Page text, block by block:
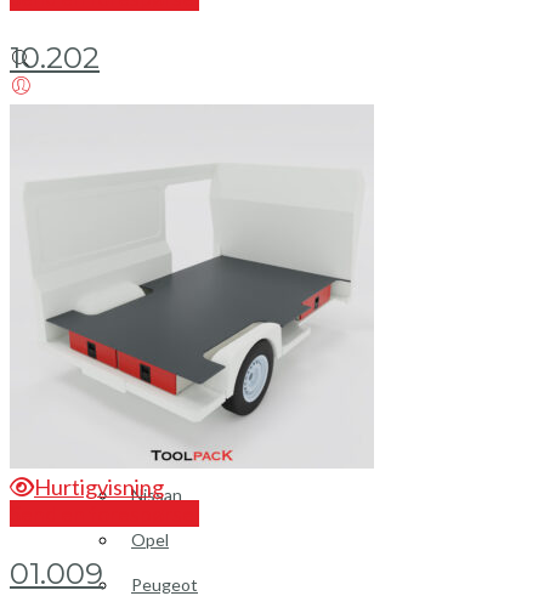
Bilinnredning
Isuzu
Mercedes
Mitsubishi
Nissan
Opel
Peugeot
10.202
Hurtigvisning
01.009